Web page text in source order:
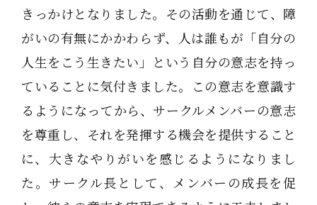
きっかけとなりました。その活動を通じて、障
がいの有無にかかわらず、人は誰もが「自分の
人生をこう生きたい」という自分の意志を持っ
ていることに気付きました。この意志を意識す
るようになってから、サークルメンバーの意志
を尊重し、それを発揮する機会を提供すること
に、大きなやりがいを感じるようになりまし
た。サークル長として、メンバーの成長を促